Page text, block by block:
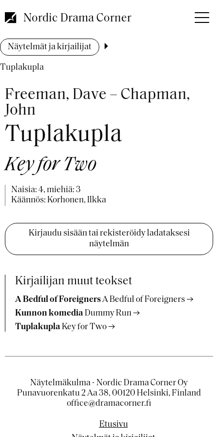
pääsisältöön
Nordic Drama Corner
Murupolku
Näytelmät ja kirjailijat
Tuplakupla
Freeman, Dave – Chapman,
John
Tuplakupla
Key for Two
Naisia: 4, miehiä: 3
Käännös: Korhonen, Ilkka
Kirjaudu sisään tai rekisteröidy ladataksesi
näytelmän
Kirjailijan muut teokset
A Bedful of ForeignersA Bedful of Foreigners
Kunnon komedia Dummy Run
Tuplakupla Key for Two
Näytelmäkulma - Nordic Drama Corner Oy
Punavuorenkatu 2 Aa 38, 00120 Helsinki, Finland
office@dramacorner.fi
Etusivu